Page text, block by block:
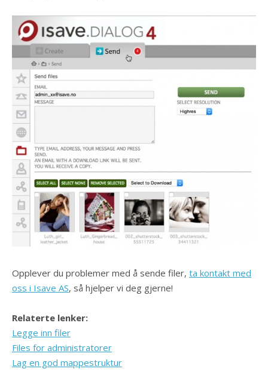
Opplever du problemer med å sende filer, ta kontakt med
oss i Isave AS, så hjelper vi deg gjerne!
Relaterte lenker:
Legge inn filer
Files for administratorer
Lag en god mappestruktur